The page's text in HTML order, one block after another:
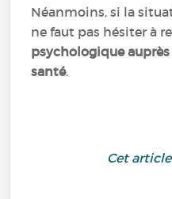
Néanmoins, si la
ne faut pas hésiter à
psychologique
santé.
Cet